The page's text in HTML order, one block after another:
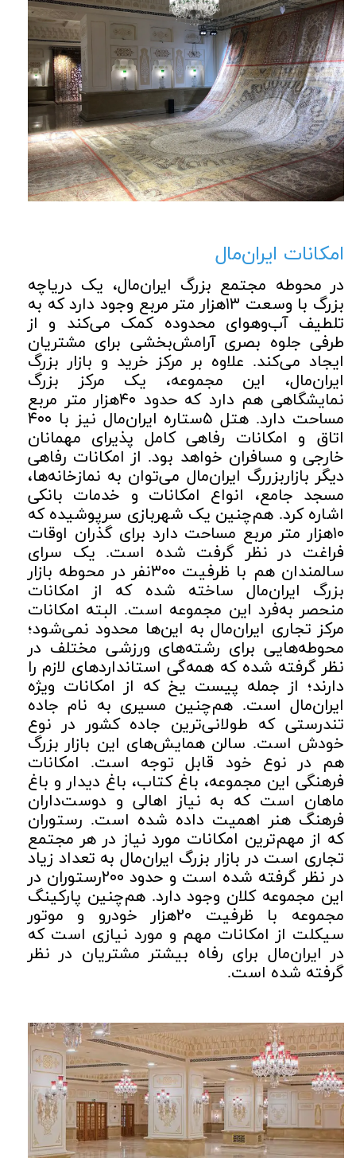
امکانات ایران‌مال
در محوطه مجتمع بزرگ ایران‌مال، یک دریاچه
بزرگ با وسعت ۱۳هزار متر مربع وجود دارد که به
تلطیف آب‌وهوای محدوده کمک می‌کند و از
طرفی جلوه بصری آرامش‌بخشی برای مشتریان
ایجاد می‌کند. علاوه بر مرکز خرید و بازار بزرگ
ایران‌مال، این مجموعه، یک مرکز بزرگ
نمایشگاهی هم دارد که حدود ۴۰هزار متر مربع
مساحت دارد. هتل ۵ستاره ایران‌مال نیز با ۴۰۰
اتاق و امکانات رفاهی کامل پذیرای مهمانان
خارجی و مسافران خواهد بود. از امکانات رفاهی
دیگر بازاربزررگ ایران‌مال می‌توان به نمازخانه‌ها،
مسجد جامع، انواع امکانات و خدمات بانکی
اشاره کرد. هم‌چنین یک شهربازی سرپوشیده که
۱۰هزار متر مربع مساحت دارد برای گذران اوقات
فراغت در نظر گرفت شده است. یک سرای
سالمندان هم با ظرفیت ۳۰۰نفر در محوطه بازار
بزرگ ایران‌مال ساخته شده که از امکانات
منحصر به‌فرد این مجموعه است. البته امکانات
مرکز تجاری ایران‌مال به این‌ها محدود نمی‌شود؛
محوطه‌هایی برای رشته‌های ورزشی مختلف در
نظر گرفته شده که همه‌گی استانداردهای لازم را
دارند؛ از جمله پیست یخ که از امکانات ویژه
ایران‌مال است. هم‌چنین مسیری به نام جاده
تندرستی که طولانی‌ترین جاده کشور در نوع
خودش است. سالن همایش‌های این بازار بزرگ
هم در نوع خود قابل توجه است. امکانات
فرهنگی این مجموعه، باغ کتاب، باغ دیدار و باغ
ماهان است که به نیاز اهالی و دوست‌داران
فرهنگ هنر اهمیت داده شده است. رستوران
که از مهم‌ترین امکانات مورد نیاز در هر مجتمع
تجاری است در بازار بزرگ ایران‌مال به تعداد زیاد
در نظر گرفته شده است و حدود ۲۰۰رستوران در
این مجموعه کلان وجود دارد. هم‌چنین پارکینگ
مجموعه با ظرفیت ۲۰هزار خودرو و موتور
سیکلت از امکانات مهم و مورد نیازی است که
در ایران‌مال برای رفاه بیشتر مشتریان در نظر
گرفته شده است.